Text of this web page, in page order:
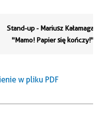
Stand-up - Mariusz Kałamaga -
"Mamo! Papier się kończy!"
w pliku PDF